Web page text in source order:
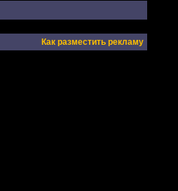
Как разместить рекламу